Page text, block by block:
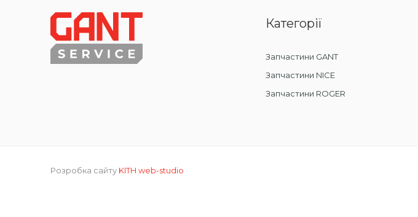
Категорії
Запчастини GANT
Запчастини NICE
Запчастини ROGER
Розробка сайту KITH web-studio